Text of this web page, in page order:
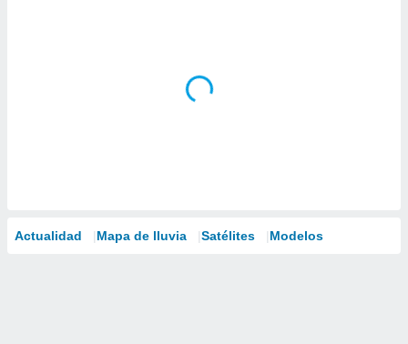
Actualidad Mapa de lluvia Satélites Modelos